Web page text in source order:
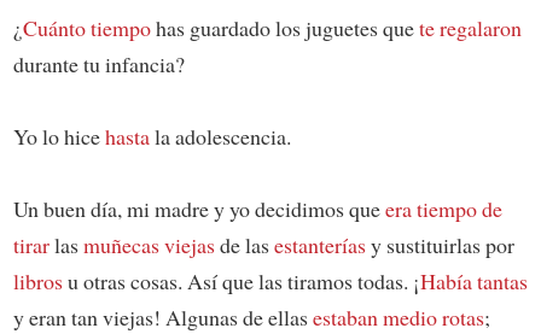
¿Cuánto tiempohas guardado los juguetes quete regalaron
durante tu infancia?
Yo lo hicehastala adolescencia.
Un buen día, mi madre y yo decidimos queera tiempo de
tirarlasmuñecas viejasde lasestanteríasy sustituirlas por
librosu otras cosas. Así que las tiramos todas. ¡Había tantas
y eran tan viejas! Algunas de ellasestaban medio rotas;